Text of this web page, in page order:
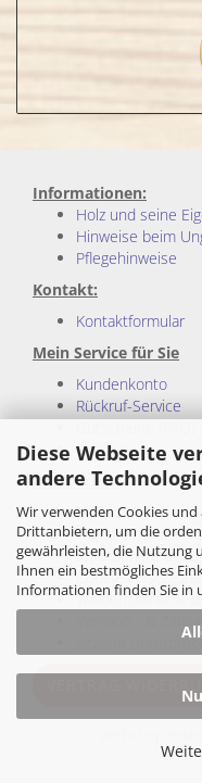
Diese Webseite
andere
Wir verwenden Cookies
Drittanbietern, um die
gewährleisten, die Nutzung
Ihnen ein bestmögliches
Informationen finden Sie in
Informationen:
Holz und seine
Hinweise beim
Pflegehinweise
Kontakt:
Kontaktformular
Mein Service für Sie
Kundenkonto
Rückruf-Service
Sitemap
Rechtliches:
Impressum
Allgemeine
Privatsphäre und
Cookie
Wiederrufsrecht
Versand - &
Sitzung